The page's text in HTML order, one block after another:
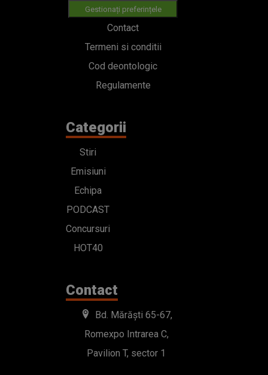
Gestionați preferințele
Contact
Termeni si conditii
Cod deontologic
Regulamente
Categorii
Stiri
Emisiuni
Echipa
PODCAST
Concursuri
HOT40
Contact
Bd. Mărăști 65-67,
Romexpo Intrarea C,
Pavilion T, sector 1